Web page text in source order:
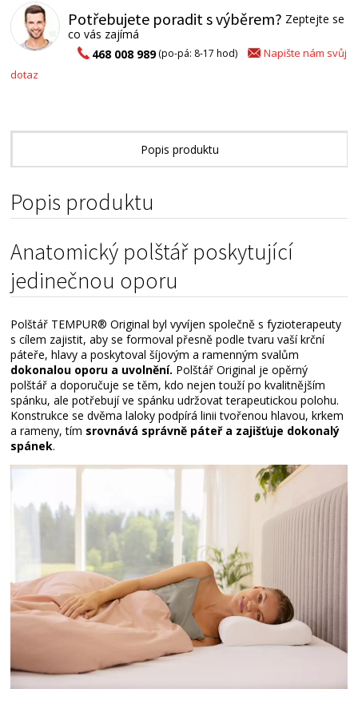
Potřebujete poradit s výběrem? Zeptejte se
co vás zajímá
468 008 989(po-pá: 8-17 hod)
Napište nám svůj
dotaz
Popis produktu
Popis produktu
Anatomický polštář poskytující
jedinečnou oporu
Polštář TEMPUR® Original byl vyvíjen společně s fyzioterapeuty
s cílem zajistit, aby se formoval přesně podle tvaru vaší krční
páteře, hlavy a poskytoval šíjovým a ramenným svalům
dokonalou oporu a uvolnění. Polštář Original je opěrný
polštář a doporučuje se těm, kdo nejen touží po kvalitnějším
spánku, ale potřebují ve spánku udržovat terapeutickou polohu.
Konstrukce se dvěma laloky podpírá linii tvořenou hlavou, krkem
a rameny, tím srovnává správně páteř a zajišťuje dokonalý
spánek.